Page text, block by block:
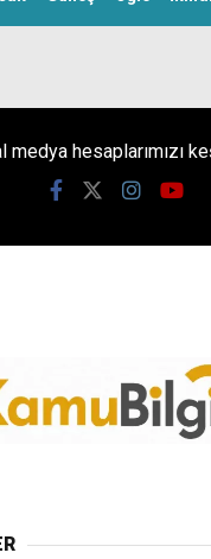
medya hesaplarımızı